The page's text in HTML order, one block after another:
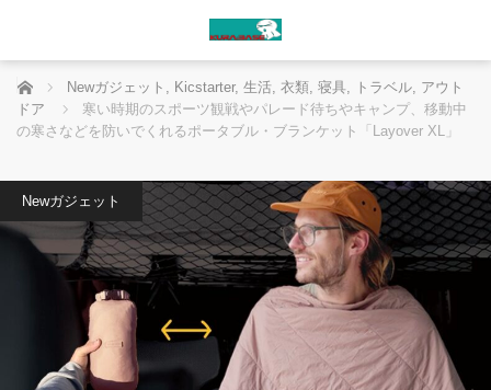
ホーム Newガジェット , Kicstarter, 生活, 衣類, 寝具, トラベル, アウト
ドア
寒い時期のスポーツ観戦やパレード待ちやキャンプ、移動中
の寒さなどを防いでくれるポータブル・ブランケット「Layover XL」
Newガジェット